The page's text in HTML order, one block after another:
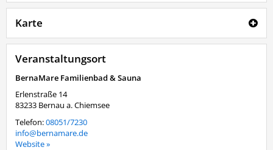
Karte
Veranstaltungsort
BernaMare Familienbad & Sauna
Erlenstraße 14
83233 Bernau a. Chiemsee
Telefon:08051/7230
info@bernamare.de
Website »